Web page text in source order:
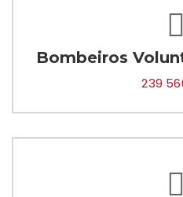
Bombeiros
239